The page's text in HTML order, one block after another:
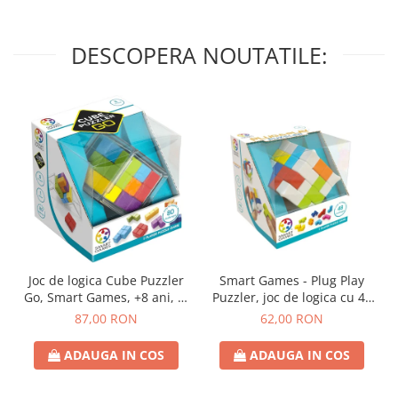
DESCOPERA NOUTATILE:
Joc de logica Cube Puzzler
Go, Smart Games, +8 ani, lb
romana
87,00 RON
ADAUGA IN COS
Smart Games - Plug Play
Puzzler, joc de logica cu 48
de provocari, 6+ ani, lb
62,00 RON
ADAUGA IN COS